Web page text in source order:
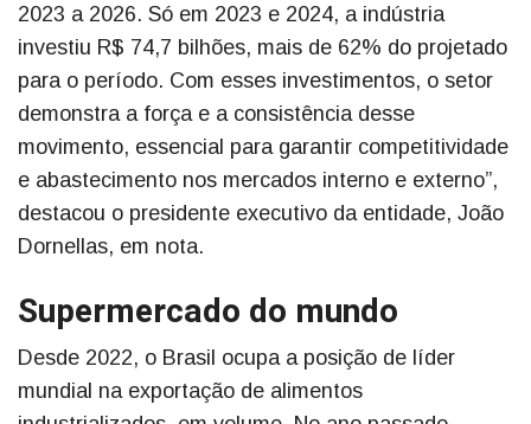
2023 a 2026. Só em 2023 e 2024, a indústria
investiu R$ 74,7 bilhões, mais de 62% do projetado
para o período. Com esses investimentos, o setor
demonstra a força e a consistência desse
movimento, essencial para garantir competitividade
e abastecimento nos mercados interno e externo”,
destacou o presidente executivo da entidade, João
Dornellas, em nota.
Supermercado do mundo
Desde 2022, o Brasil ocupa a posição de líder
mundial na exportação de alimentos